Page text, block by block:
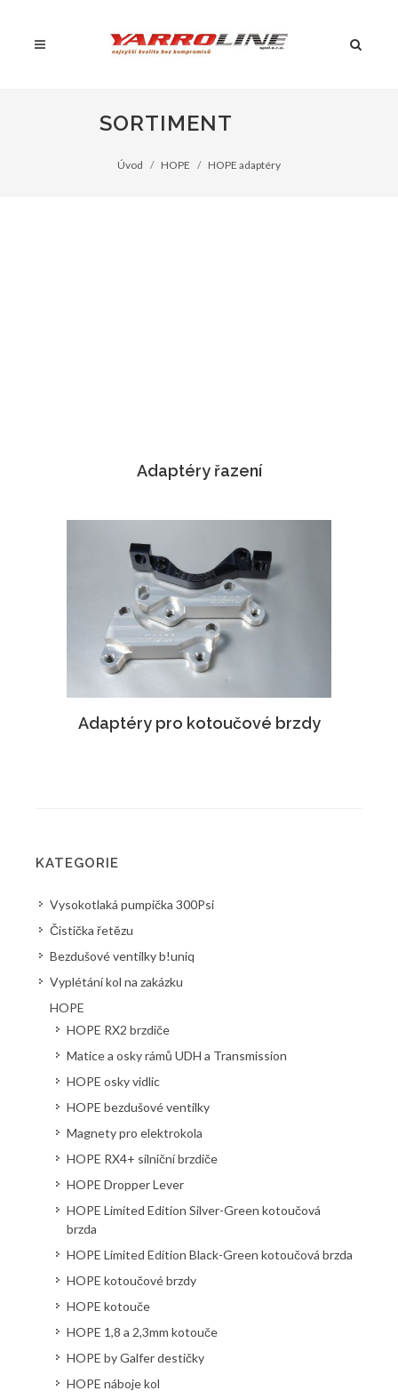
SORTIMENT
Úvod HOPE HOPE adaptéry
Adaptéry řazení
Adaptéry pro kotoučové brzdy
KATEGORIE
Vysokotlaká pumpička 300Psi
Čistička řetězu
Bezdušové ventilky b!uniq
Vyplétání kol na zakázku
HOPE
HOPE RX2 brzdiče
Matice a osky rámů UDH a Transmission
HOPE osky vidlic
HOPE bezdušové ventilky
Magnety pro elektrokola
HOPE RX4+ silniční brzdiče
HOPE Dropper Lever
HOPE Limited Edition Silver-Green kotoučová
brzda
HOPE Limited Edition Black-Green kotoučová brzda
HOPE kotoučové brzdy
HOPE kotouče
HOPE 1,8 a 2,3mm kotouče
HOPE by Galfer destičky
HOPE náboje kol